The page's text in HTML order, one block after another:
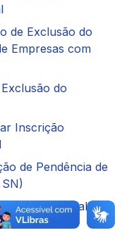
de Exclusão do
Empresas com
do
Inscrição
de Pendência de
- Malha